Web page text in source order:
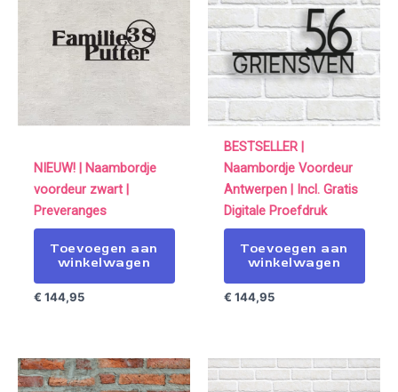
NIEUW! | Naambordje
voordeur zwart |
Preveranges
Toevoegen aan
winkelwagen
€ 144,95
BESTSELLER |
Naambordje Voordeur
Antwerpen | Incl. Gratis
Digitale Proefdruk
Toevoegen aan
winkelwagen
€ 144,95